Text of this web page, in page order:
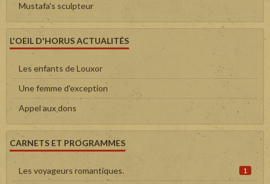
Mustafa's sculpteur
L'OEIL D'HORUS ACTUALITÉS
Les enfants de Louxor
Une femme d'exception
Appel aux dons
CARNETS ET PROGRAMMES
Les voyageurs romantiques. 1